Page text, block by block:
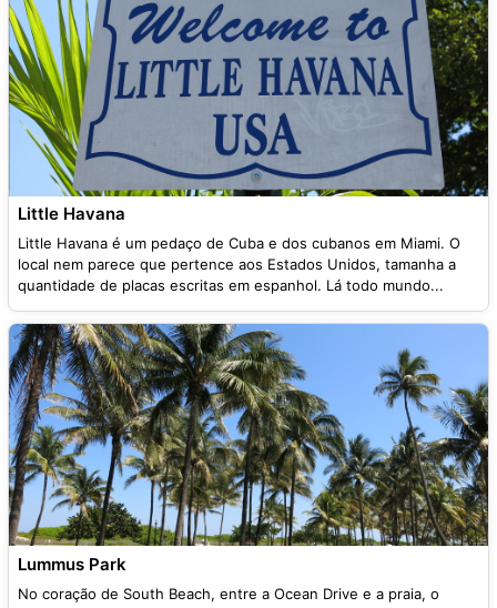
Little Havana
Little Havana é um pedaço de Cuba e dos cubanos em Miami. O
local nem parece que pertence aos Estados Unidos, tamanha a
quantidade de placas escritas em espanhol. Lá todo mundo...
Lummus Park
No coração de South Beach, entre a Ocean Drive e a praia, o